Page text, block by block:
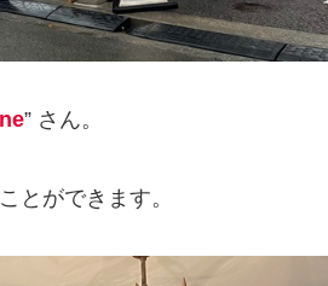
” さん。
とができます。